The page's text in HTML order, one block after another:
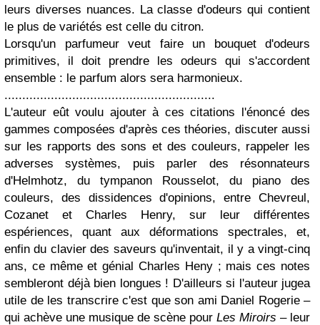
leurs diverses nuances. La classe d'odeurs qui contient
le plus de variétés est celle du citron.
Lorsqu'un parfumeur veut faire un bouquet d'odeurs
primitives, il doit prendre les odeurs qui s'accordent
ensemble : le parfum alors sera harmonieux.
...........................................................
L'auteur eût voulu ajouter à ces citations l'énoncé des
gammes composées d'après ces théories, discuter aussi
sur les rapports des sons et des couleurs, rappeler les
adverses systèmes, puis parler des résonnateurs
d'Helmhotz, du tympanon Rousselot, du piano des
couleurs, des dissidences d'opinions, entre Chevreul,
Cozanet et Charles Henry, sur leur différentes
espériences, quant aux déformations spectrales, et,
enfin du clavier des saveurs qu'inventait, il y a vingt-cinq
ans, ce même et génial Charles Heny ; mais ces notes
sembleront déjà bien longues ! D'ailleurs si l'auteur jugea
utile de les transcrire c'est que son ami Daniel Rogerie –
qui achève une musique de scène pour Les Miroirs – leur